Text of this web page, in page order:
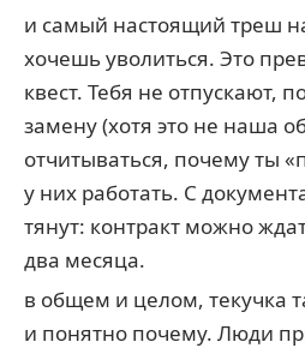
и самый настоящий треш
хочешь уволиться. Это
квест. Тебя не отпускают,
замену (хотя это не наша
отчитываться, почему ты
у них работать. С
тянут: контракт можно
два месяца.
в общем и целом, текучка
и понятно почему. Люди